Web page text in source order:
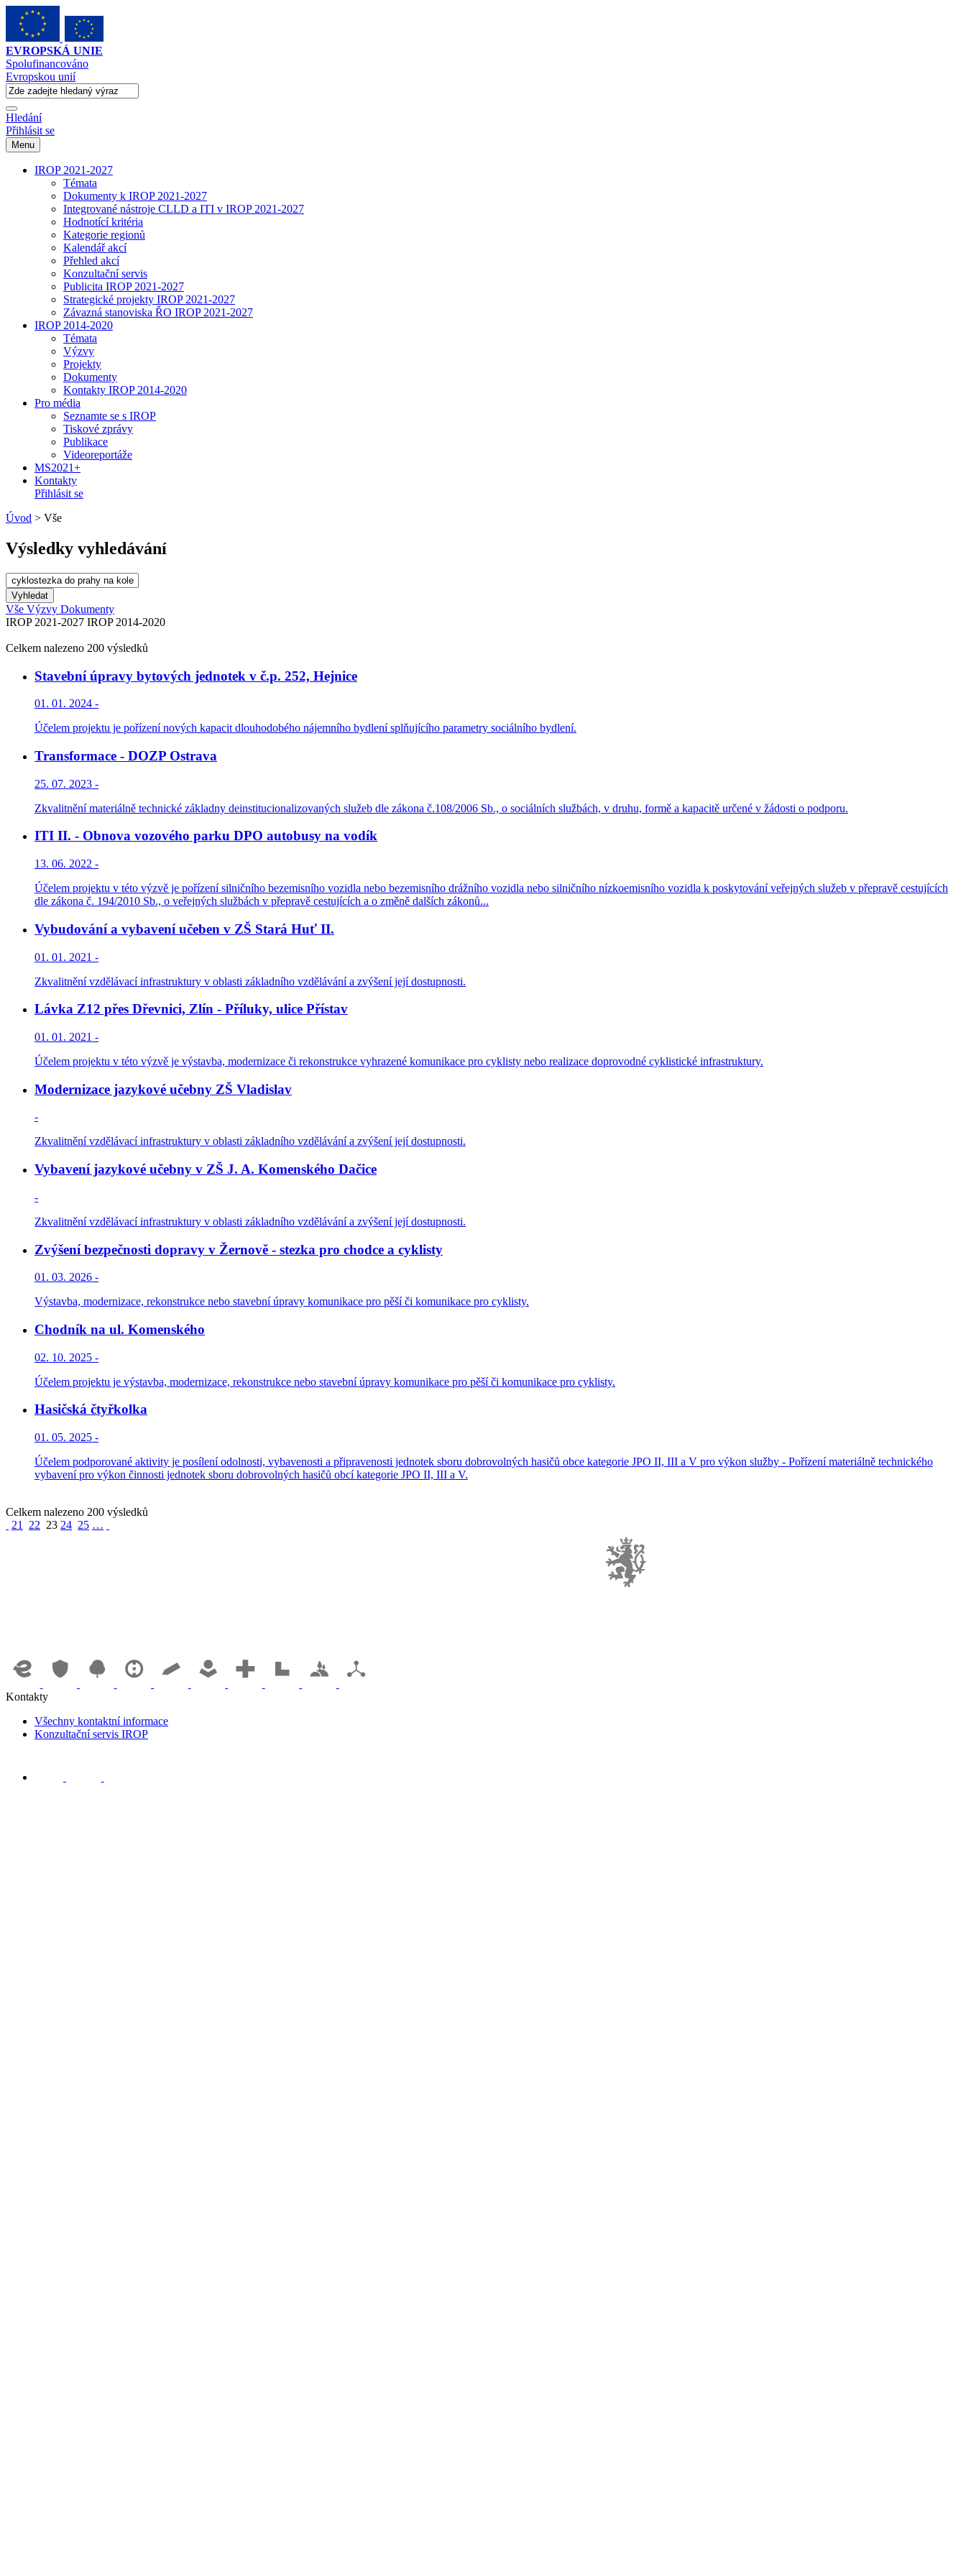
EVROPSKÁ UNIE
Spolufinancováno
Evropskou unií
Hledání
Přihlásit se
Menu
IROP 2021-2027
Témata
Dokumenty k IROP 2021-2027
Integrované nástroje CLLD a ITI v IROP 2021-2027
Hodnotící kritéria
Kategorie regionů
Kalendář akcí
Přehled akcí
Konzultační servis
Publicita IROP 2021-2027
Strategické projekty IROP 2021-2027
Závazná stanoviska ŘO IROP 2021-2027
IROP 2014-2020
Témata
Výzvy
Projekty
Dokumenty
Kontakty IROP 2014-2020
Pro média
Seznamte se s IROP
Tiskové zprávy
Publikace
Videoreportáže
MS2021+
Kontakty
Přihlásit se
Úvod > Vše
Výsledky vyhledávání
Vše Výzvy Dokumenty
IROP 2021-2027 IROP 2014-2020
Celkem nalezeno 200 výsledků
Stavební úpravy bytových jednotek v č.p. 252, Hejnice
01. 01. 2024 -
Účelem projektu je pořízení nových kapacit dlouhodobého nájemního bydlení splňujícího parametry sociálního bydlení.
Transformace - DOZP Ostrava
25. 07. 2023 -
Zkvalitnění materiálně technické základny deinstitucionalizovaných služeb dle zákona č.108/2006 Sb., o sociálních službách, v druhu, formě a kapacitě určené v žádosti o podporu.
ITI II. - Obnova vozového parku DPO autobusy na vodík
13. 06. 2022 -
Účelem projektu v této výzvě je pořízení silničního bezemisního vozidla nebo bezemisního drážního vozidla nebo silničního nízkoemisního vozidla k poskytování veřejných služeb v přepravě cestujících
dle zákona č. 194/2010 Sb., o veřejných službách v přepravě cestujících a o změně dalších zákonů...
Vybudování a vybavení učeben v ZŠ Stará Huť II.
01. 01. 2021 -
Zkvalitnění vzdělávací infrastruktury v oblasti základního vzdělávání a zvýšení její dostupnosti.
Lávka Z12 přes Dřevnici, Zlín - Příluky, ulice Přístav
01. 01. 2021 -
Účelem projektu v této výzvě je výstavba, modernizace či rekonstrukce vyhrazené komunikace pro cyklisty nebo realizace doprovodné cyklistické infrastruktury.
Modernizace jazykové učebny ZŠ Vladislav
-
Zkvalitnění vzdělávací infrastruktury v oblasti základního vzdělávání a zvýšení její dostupnosti.
Vybavení jazykové učebny v ZŠ J. A. Komenského Dačice
-
Zkvalitnění vzdělávací infrastruktury v oblasti základního vzdělávání a zvýšení její dostupnosti.
Zvýšení bezpečnosti dopravy v Žernově - stezka pro chodce a cyklisty
01. 03. 2026 -
Výstavba, modernizace, rekonstrukce nebo stavební úpravy komunikace pro pěší či komunikace pro cyklisty.
Chodník na ul. Komenského
02. 10. 2025 -
Účelem projektu je výstavba, modernizace, rekonstrukce nebo stavební úpravy komunikace pro pěší či komunikace pro cyklisty.
Hasičská čtyřkolka
01. 05. 2025 -
Účelem podporované aktivity je posílení odolnosti, vybavenosti a připravenosti jednotek sboru dobrovolných hasičů obce kategorie JPO II, III a V pro výkon služby - Pořízení materiálně technického
vybavení pro výkon činnosti jednotek sboru dobrovolných hasičů obcí kategorie JPO II, III a V.
Celkem nalezeno 200 výsledků
21
22 23 24 25 …
Kontakty
Všechny kontaktní informace
Konzultační servis IROP